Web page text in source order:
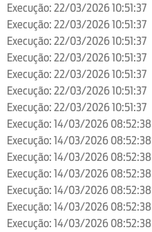
Execução: 22/03/2026 10:51:37
Execução: 22/03/2026 10:51:37
Execução: 22/03/2026 10:51:37
Execução: 22/03/2026 10:51:37
Execução: 22/03/2026 10:51:37
Execução: 22/03/2026 10:51:37
Execução: 22/03/2026 10:51:37
Execução: 14/03/2026 08:52:38
Execução: 14/03/2026 08:52:38
Execução: 14/03/2026 08:52:38
Execução: 14/03/2026 08:52:38
Execução: 14/03/2026 08:52:38
Execução: 14/03/2026 08:52:38
Execução: 14/03/2026 08:52:38